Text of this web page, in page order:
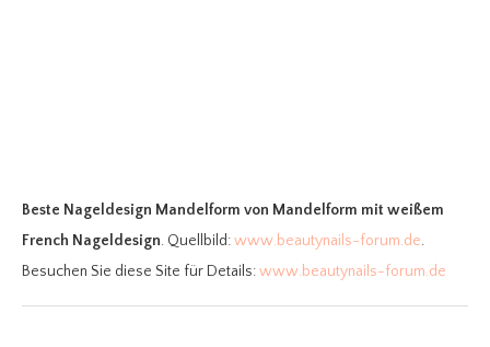
Beste Nageldesign Mandelform von Mandelform mit weißem
French Nageldesign. Quellbild:www.beautynails-forum.de.
Besuchen Sie diese Site für Details:www.beautynails-forum.de